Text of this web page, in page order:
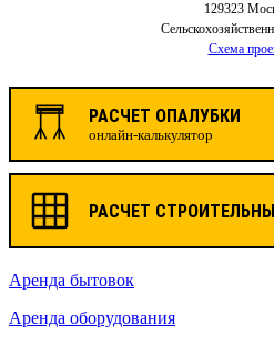
129323
Схема
РАСЧЕТ ОПАЛУБКИ
онлайн-калькулятор
РАСЧЕТ
Аренда бытовок
Аренда оборудования